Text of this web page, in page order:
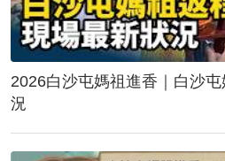
2026白沙屯媽祖進香｜白沙
況